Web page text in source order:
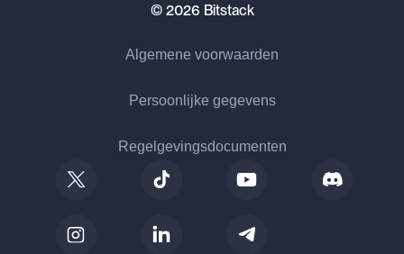
© 2026 Bitstack
Algemene voorwaarden
Persoonlijke gegevens
Regelgevingsdocumenten